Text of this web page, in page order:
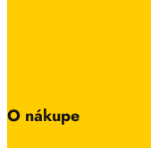
O nákupe